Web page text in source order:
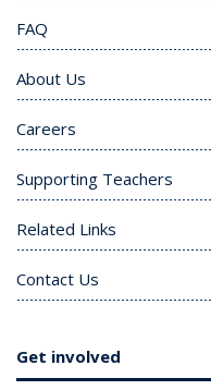
FAQ
About Us
Careers
Supporting Teachers
Related Links
Contact Us
Get involved